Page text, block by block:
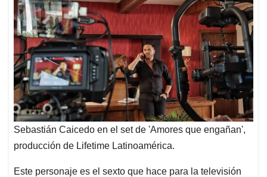
Sebastián Caicedo en el set de 'Amores que engañan',
producción de Lifetime Latinoamérica.
Este personaje es el sexto que hace para la televisión